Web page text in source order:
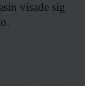
visade sig